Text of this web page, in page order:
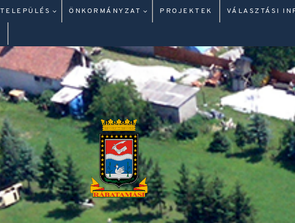
TELEPÜLÉS ÖNKORMÁNYZAT PROJEKTEK VÁLASZTÁSI